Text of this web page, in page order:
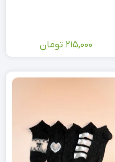
215,000 تومان